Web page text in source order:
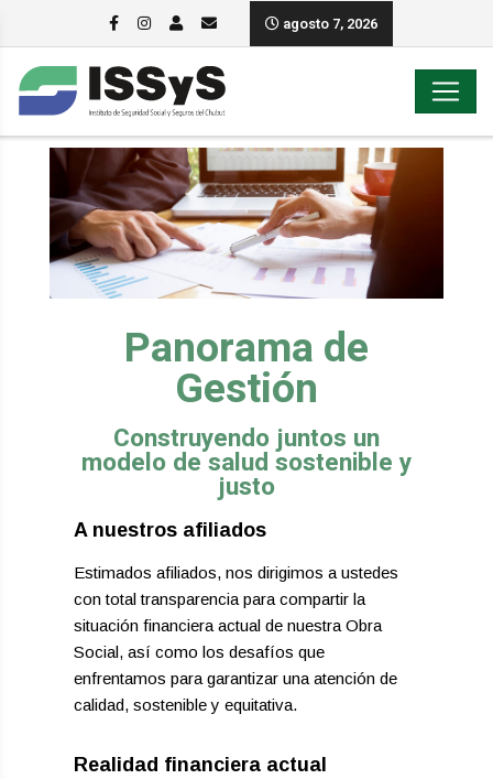
agosto 7, 2026
Panorama de
Gestión
Construyendo juntos un
modelo de salud sostenible y
justo
A nuestros afiliados
Estimados afiliados, nos dirigimos a ustedes
con total transparencia para compartir la
situación financiera actual de nuestra Obra
Social, así como los desafíos que
enfrentamos para garantizar una atención de
calidad, sostenible y equitativa.
Realidad financiera actual